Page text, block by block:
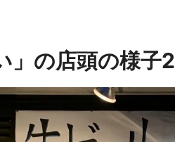
」の店頭の様子2